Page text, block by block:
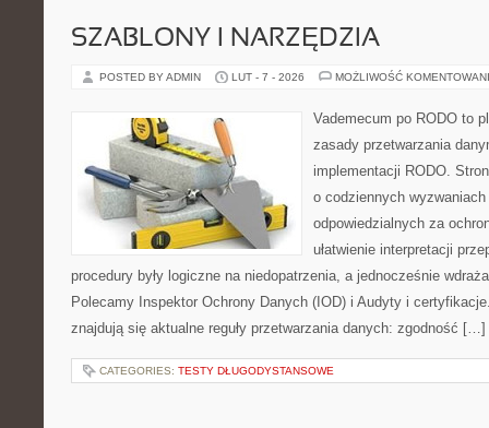
SZABLONY I NARZĘDZIA
POSTED BY ADMIN LUT - 7 - 2026 MOŻLIWOŚĆ
Vademecum po RODO to
zasady przetwarzania
implementacji RODO.
o codziennych
odpowiedzialnych za
ułatwienie interpretacji
procedury były logiczne na niedopatrzenia, a jednocześnie
Polecamy Inspektor Ochrony Danych (IOD) i Audyty i
znajdują się aktualne reguły przetwarzania danych: zgodność […]
CATEGORIES: TESTY DŁUGODYSTANSOWE